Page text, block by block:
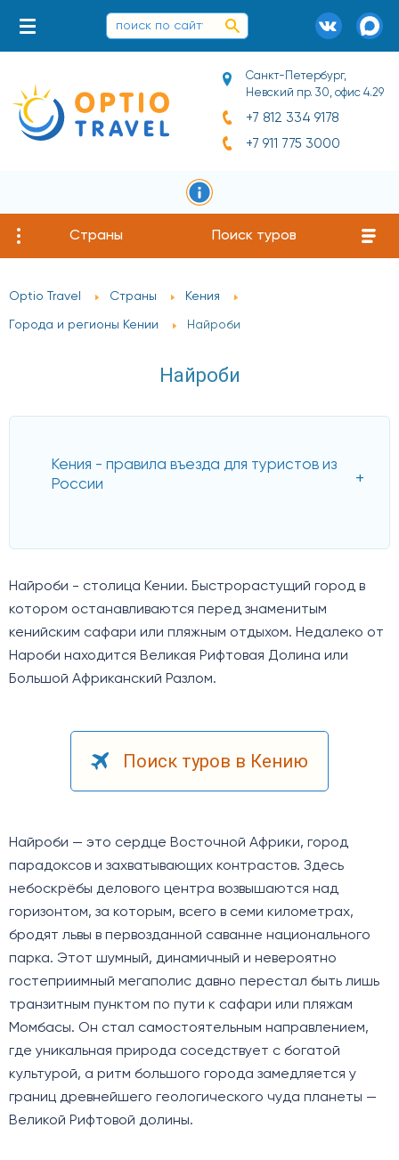
Санкт-Петербург,
Невский пр. 30, офис 4.29
+7 812 334 9178
+7 911 775 3000
Страны Поиск туров
Optio Travel Страны Кения
Города и регионы Кении Найроби
Найроби
Кения - правила въезда для туристов из
России
Найроби - столица Кении. Быстрорастущий город в
котором останавливаются перед знаменитым
кенийским сафари или пляжным отдыхом. Недалеко от
Нароби находится Великая Рифтовая Долина или
Большой Африканский Разлом.
Поиск туров в Кению
Найроби — это сердце Восточной Африки, город
парадоксов и захватывающих контрастов. Здесь
небоскрёбы делового центра возвышаются над
горизонтом, за которым, всего в семи километрах,
бродят львы в первозданной саванне национального
парка. Этот шумный, динамичный и невероятно
гостеприимный мегаполис давно перестал быть лишь
транзитным пунктом по пути к сафари или пляжам
Момбасы. Он стал самостоятельным направлением,
где уникальная природа соседствует с богатой
культурой, а ритм большого города замедляется у
границ древнейшего геологического чуда планеты —
Великой Рифтовой долины.